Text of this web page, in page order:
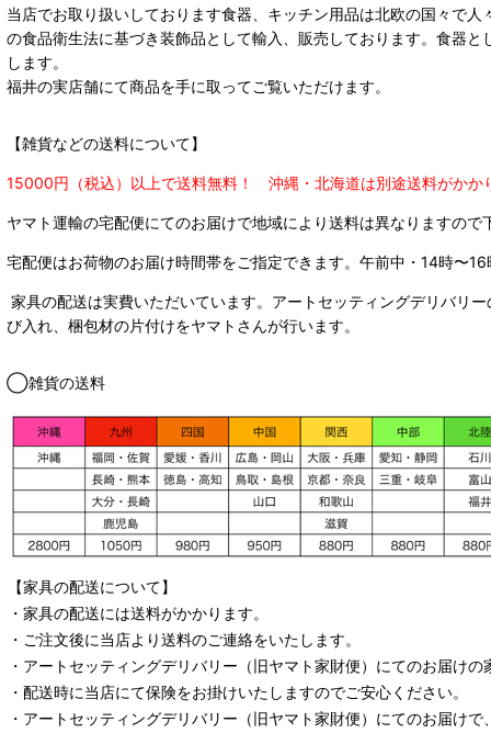
当店でお取り扱いしております食器、キッチン用品は北欧の国々で
の食品衛生法に基づき装飾品として輸入、販売しております。食器
します。
福井の実店舗にて商品を手に取ってご覧いただけます。
【雑貨などの送料について】
15000円（税込）以上で送料無料！ 沖縄・北海道は別途送料がかか
ヤマト運輸の宅配便にてのお届けで地域により送料は異なりますので
宅配便はお荷物のお届け時間帯をご指定できます。 午前中・14時〜
家具の配送は実費いただいています。アートセッティングデリバリ
び入れ、梱包材の片付けをヤマトさんが行います。
◯雑貨の送料
【家具の配送について】
・家具の配送には送料がかかります。
・ご注文後に当店より送料のご連絡をいたします。
・ アートセッティングデリバリー （旧ヤマト家財便） にてのお届けの
・配送時に当店にて保険をお掛けいたしますのでご安心ください。
・ アートセッティングデリバリー （旧ヤマト家財便） にてのお届けで